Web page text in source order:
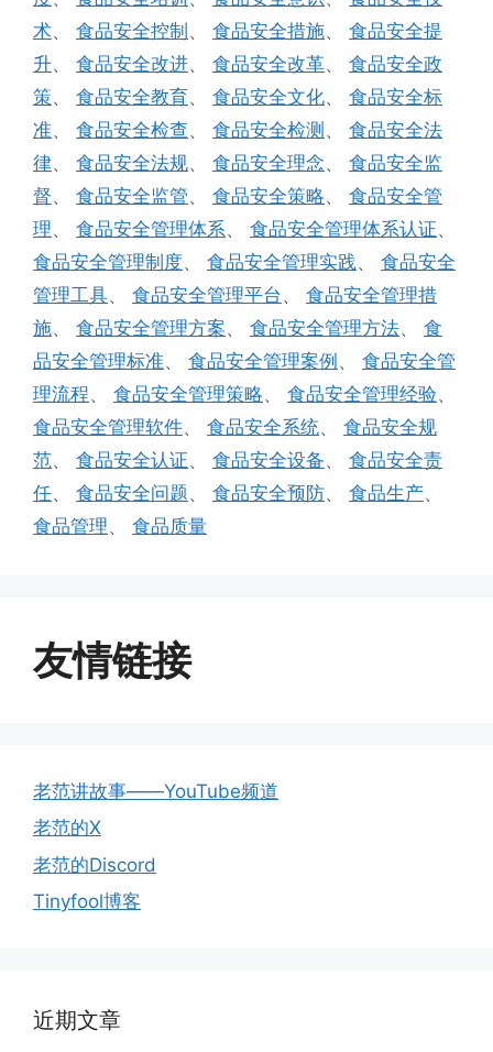
术、 食品安全控制、 食品安全措施、 食品安全提
升、 食品安全改进、 食品安全改革、 食品安全政
策、 食品安全教育、 食品安全文化、 食品安全标
准、 食品安全检查、 食品安全检测、 食品安全法
律、 食品安全法规、 食品安全理念、 食品安全监
督、 食品安全监管、 食品安全策略、 食品安全管
理、 食品安全管理体系、 食品安全管理体系认证、
食品安全管理制度、 食品安全管理实践、 食品安全
管理工具、 食品安全管理平台 、 食品安全管理措
施、 食品安全管理方案、 食品安全管理方法、 食
品安全管理标准、 食品安全管理案例、 食品安全管
理流程、 食品安全管理策略、 食品安全管理经验、
食品安全管理软件、 食品安全系统、 食品安全规
范、 食品安全认证、 食品安全设备、 食品安全责
任、 食品安全问题、 食品安全预防、 食品生产、
食品管理、 食品质量
友情链接
老范讲故事——YouTube频道
老范的X
老范的Discord
Tinyfool博客
近期文章